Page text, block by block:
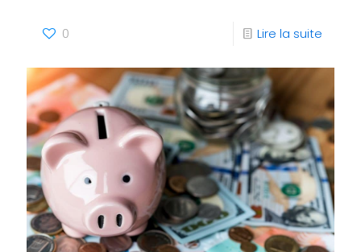
0 Lire la suite